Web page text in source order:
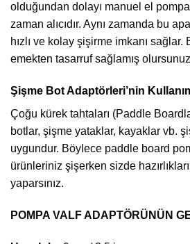
olduğundan dolayı manuel el
zaman alıcıdır. Aynı zamanda bu
hızlı ve kolay şişirme imkanı
emekten tasarruf sağlamış
Şişme Bot Adaptörleri’nin
Çoğu kürek tahtaları (Paddle
botlar, şişme yataklar, kayaklar vb.
uygundur. Böylece paddle board
ürünleriniz şişerken sizde
yaparsınız.
POMPA VALF ADAPTÖRÜNÜN